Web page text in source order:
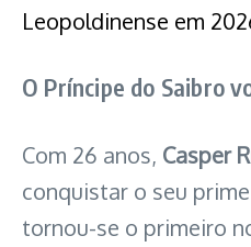
Leopoldinense em
O Príncipe do Saibro
Com 26 anos, Casper
conquistar o seu
tornou-se o primeiro